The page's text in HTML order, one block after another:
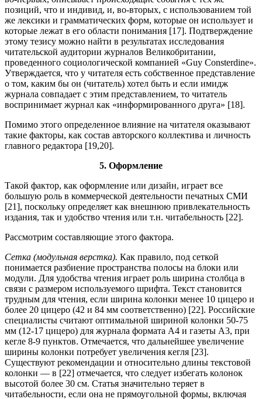
позиций, что и индивид, и, во-вторых, с использованием той
же лексики и грамматических форм, которые он использует и
которые лежат в его области понимания [17]. Подтверждение
этому тезису можно найти в результатах исследования
читательской аудитории журналов Великобритании,
проведенного социологической компанией «Guy Consterdine».
Утверждается, что у читателя есть собственное представление
о том, каким бы он (читатель) хотел быть и если имидж
журнала совпадает с этим представлением, то читатель
воспринимает журнал как «информированного друга» [18].
Помимо этого определенное влияние на читателя оказывают
такие факторы, как состав авторского коллектива и личность
главного редактора [19,20].
5. Оформление
Такой фактор, как оформление или дизайн, играет все
большую роль в коммерческой деятельности печатных СМИ
[21], поскольку определяет как внешнюю привлекательность
издания, так и удобство чтения или т.н. читабельность [22].
Рассмотрим составляющие этого фактора.
Сетка (модульная верстка). Как правило, под сеткой
понимается разбиение пространства полосы на блоки или
модули. Для удобства чтения играет роль ширина столбца в
связи с размером используемого шрифта. Текст становится
трудным для чтения, если ширина колонки менее 10 цицеро и
более 20 цицеро (42 и 84 мм соответственно) [22]. Российские
специалисты считают оптимальной шириной колонки 50-75
мм (12-17 цицеро) для журнала формата А4 и газеты А3, при
кегле 8-9 пунктов. Отмечается, что дальнейшее увеличение
ширины колонки потребует увеличения кегля [23].
Существуют рекомендации и относительно длины текстовой
колонки — в [22] отмечается, что следует избегать колонок
высотой более 30 см. Статья значительно теряет в
читабельности, если она не прямоугольной формы, включая